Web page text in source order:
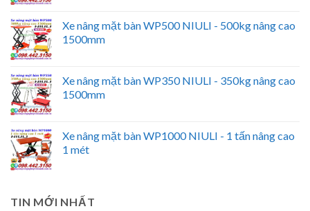
Xe nâng mặt bàn WP500 NIULI - 500kg nâng cao
1500mm
Xe nâng mặt bàn WP350 NIULI - 350kg nâng cao
1500mm
Xe nâng mặt bàn WP1000 NIULI - 1 tấn nâng cao
1 mét
TIN MỚI NHẤT